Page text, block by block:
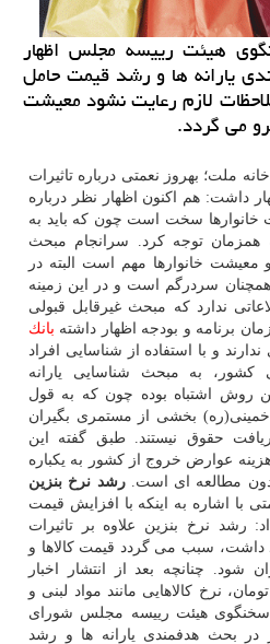
هیئت رییسه مجلس اظهار
یارانه ها و رشد قیمت حامل
لازم رعایت نشود معیشت
می گردد.
ملت؛ بهروز نعمتی درباره تاثیرات
داشت: هم اكنون اظهار نظر درباره
۹۷ در معیشت خانوارها سخت است چون كه باید به
همزمان توجه كرد. سرانجام مبحث
معیشت خانوارها مهم است البته در
همچنان سردرگم است و در این زمینه
ندارد كه مبحث غیرقابل قبولی
برنامه و بودجه اظهار داشته بانك
و با استفاده از شناسایی افراد
كشور، به مبحث شناسایی یارانه
روش اشتباه بوده چون كه به قول
خمینی(ره) بخشی از مستمری بگیران
حقوق نیستند. طبق گفته این
هزینه عوارض خروج از كشور به یكباره
بدون مطالعه ای است.رشد نرخ بنزین
با اشاره به اینكه با افزایش قیمت
رشد نرخ بنزین علاوه بر تاثیرات
داشت، سبب می گردد قیمت كالاها و
چنانچه بعد از انتشار اخبار
افزایش قیمت بنزین تا ۱۵۰۰ تومان، نرخ كالاهایی مانند مواد لبنی و
سخنگوی هیئت رییسه مجلس شورای
در بحث هدفمندی یارانه ها و رشد